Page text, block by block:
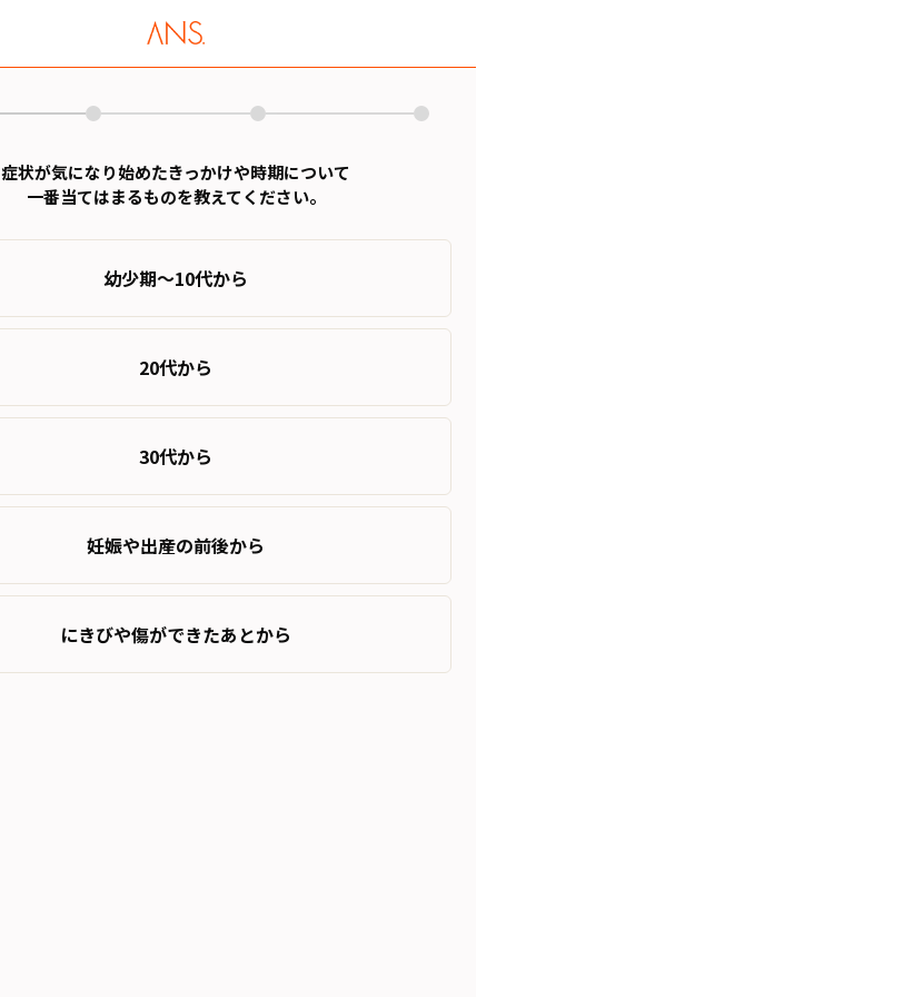
症状が気になり始めたきっかけや時期について
一番当てはまるものを教えてください。
幼少期～10代から
20代から
30代から
妊娠や出産の前後から
にきびや傷ができたあとから